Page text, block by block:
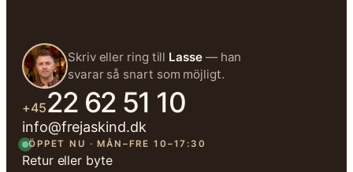
Skriv eller ring till Lasse— han
svarar så snart som möjligt.
+4522 62 51 10
info@frejaskind.dk
ÖPPET NU · MÅN–FRE 10–17:30
Retur eller byte